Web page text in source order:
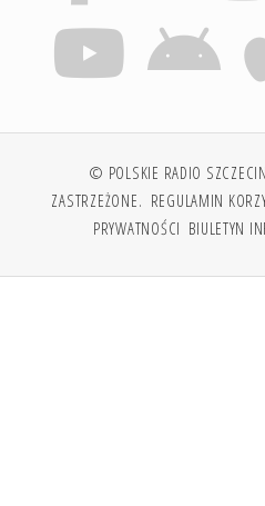
© POLSKIE RADIO
ZASTRZEŻONE. REGULAMIN
PRYWATNOŚCI BIULETYN